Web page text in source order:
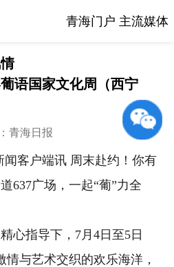
青海门户 主流媒体
国家文化周（西宁
青海日报
客户端讯 周末赴约！你有
637广场，一起“葡”力全
指导下，7月4日至5日
情与艺术交织的欢乐海洋，